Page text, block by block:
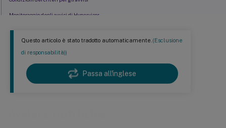
Questo articolo è stato tradotto automaticamente.(Esclusione
di responsabilità))
Passa all'inglese
Monitoraggio degli avvisi di Hypervisor
Configurare l’integrazione degli avvisi SCOM